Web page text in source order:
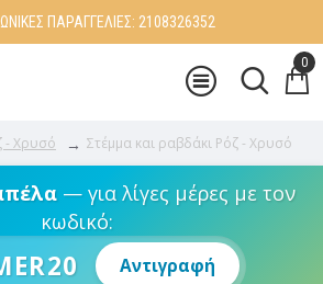
ΠΑΡΑΓΓΕΛΙΕΣ: 2108326352
0
- Χρυσό Στέμμα και ραβδάκι Ρόζ - Χρυσό
— για λίγες μέρες με τον
κωδικό:
Αντιγραφή